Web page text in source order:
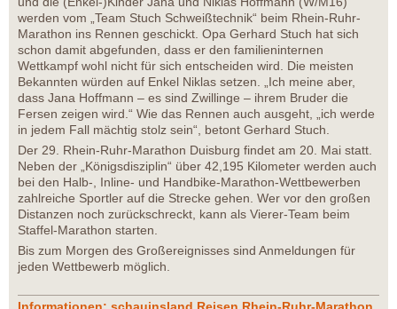
werden vom „Team Stuch Schweißtechnik“ beim Rhein-Ruhr-
Marathon ins Rennen geschickt. Opa Gerhard Stuch hat sich
schon damit abgefunden, dass er den familieninternen
Wettkampf wohl nicht für sich entscheiden wird. Die meisten
Bekannten würden auf Enkel Niklas setzen. „Ich meine aber,
dass Jana Hoffmann – es sind Zwillinge – ihrem Bruder die
Fersen zeigen wird.“ Wie das Rennen auch ausgeht, „ich werde
in jedem Fall mächtig stolz sein“, betont Gerhard Stuch.
Der 29. Rhein-Ruhr-Marathon Duisburg findet am 20. Mai statt.
Neben der „Königsdisziplin“ über 42,195 Kilometer werden auch
bei den Halb-, Inline- und Handbike-Marathon-Wettbewerben
zahlreiche Sportler auf die Strecke gehen. Wer vor den großen
Distanzen noch zurückschreckt, kann als Vierer-Team beim
Staffel-Marathon starten.
Bis zum Morgen des Großereignisses sind Anmeldungen für
jeden Wettbewerb möglich.